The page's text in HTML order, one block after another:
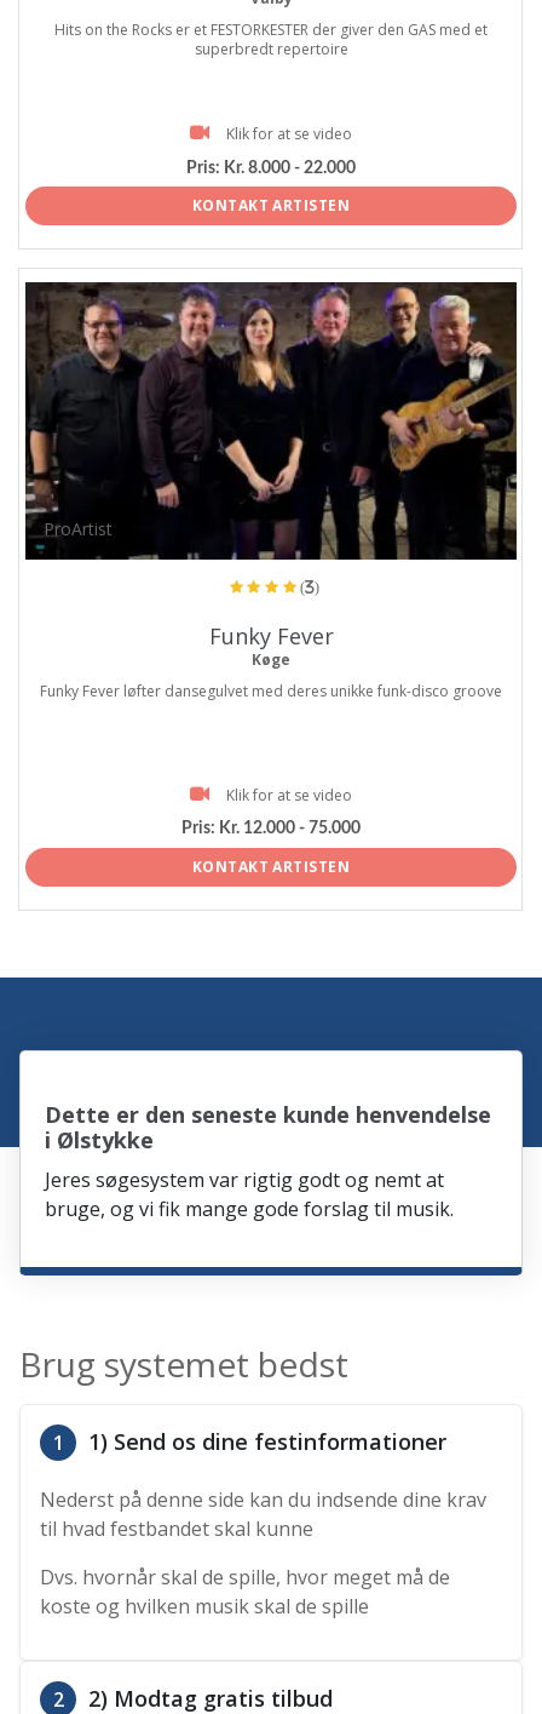
Hits on the Rocks er et FESTORKESTER der giver den GAS med et
superbredt repertoire
Klik for at se video
Pris: Kr. 8.000 - 22.000
KONTAKT ARTISTEN
ProArtist
(3)
Funky Fever
Køge
Funky Fever løfter dansegulvet med deres unikke funk-disco groove
Klik for at se video
Pris: Kr. 12.000 - 75.000
KONTAKT ARTISTEN
Dette er den seneste kunde henvendelse
i Ølstykke
Jeres søgesystem var rigtig godt og nemt at
bruge, og vi fik mange gode forslag til musik.
Brug systemet bedst
1 1) Send os dine festinformationer
Nederst på denne side kan du indsende dine krav
til hvad festbandet skal kunne
Dvs. hvornår skal de spille, hvor meget må de
koste og hvilken musik skal de spille
2 2) Modtag gratis tilbud